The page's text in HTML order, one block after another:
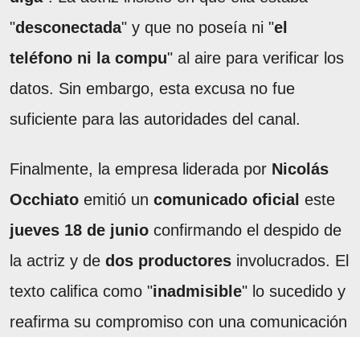
"desconectada" y que no poseía ni "el
teléfono ni la compu" al aire para verificar los
datos. Sin embargo, esta excusa no fue
suficiente para las autoridades del canal.
Finalmente, la empresa liderada por Nicolás
Occhiato emitió un comunicado oficial este
jueves 18 de junio confirmando el despido de
la actriz y de dos productores involucrados. El
texto califica como "inadmisible" lo sucedido y
reafirma su compromiso con una comunicación